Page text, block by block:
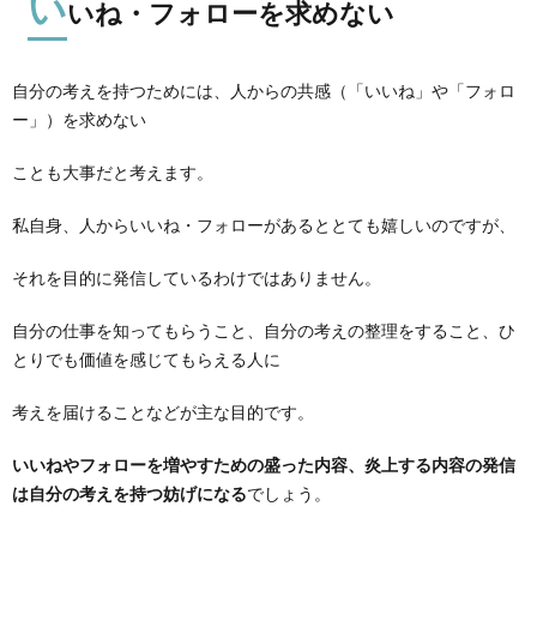
いね・フォローを求めない
自分の考えを持つためには、人からの共感（「いいね」や「フォロ
ー」）を求めない
ことも大事だと考えます。
私自身、人からいいね・フォローがあるととても嬉しいのですが、
それを目的に発信しているわけではありません。
自分の仕事を知ってもらうこと、自分の考えの整理をすること、ひ
とりでも価値を感じてもらえる人に
考えを届けることなどが主な目的です。
いいねやフォローを増やすための盛った内容、炎上する内容の発信
は自分の考えを持つ妨げになるでしょう。